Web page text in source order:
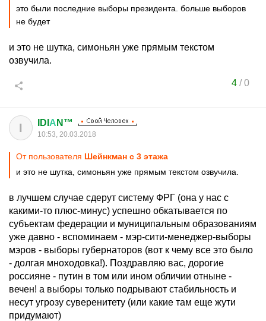
это были последние выборы президента. больше выборов
не будет
и это не шутка, симоньян уже прямым текстом
озвучила.
4/0
I IDI А N™
10:53, 20.03.2018
От пользователя Шейнкман c 3 этажа
и это не шутка, симоньян уже прямым текстом озвучила.
в лучшем случае сдерут систему ФРГ (она у нас с
какими-то плюс-минус) успешно обкатывается по
субъектам федерации и муниципальным образованиям
уже давно - вспоминаем - мэр-сити-менеджер-выборы
мэров - выборы губернаторов (вот к чему все это было
- долгая мноходовка!). Поздравляю вас, дорогие
россияне - путин в том или ином обличии отныне -
вечен! а выборы только подрывают стабильность и
несут угрозу суверенитету (или какие там еще жути
придумают)